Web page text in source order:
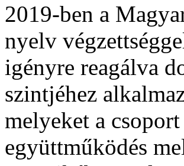
2019-ben a
nyelv
igényre reagálva
szintjéhez
melyeket a
együttműködés